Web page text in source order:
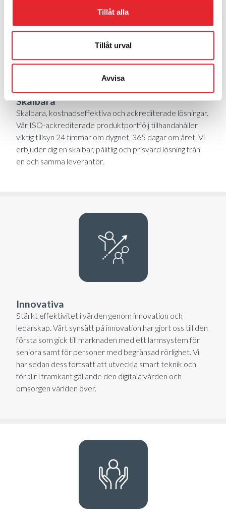
Tillåt alla
Tillåt urval
Avvisa
Skalbara
Skalbara, kostnadseffektiva och ackrediterade lösningar.
Vår ISO-ackrediterade produktportfölj tillhandahåller
viktig tillsyn 24 timmar om dygnet, 365 dagar om året. Vi
erbjuder dig en skalbar, pålitlig och prisvärd lösning från
en och samma leverantör.
Innovativa
Stärkt effektivitet i vården genom innovation och
ledarskap. Vårt synsätt på innovation har gjort oss till den
första som gick till marknaden med ett larmsystem för
seniora samt för personer med begränsad rörlighet. Vi
har sedan dess fortsatt att utveckla smart teknik och
förblir i framkant gällande den digitala vården och
omsorgen världen över.